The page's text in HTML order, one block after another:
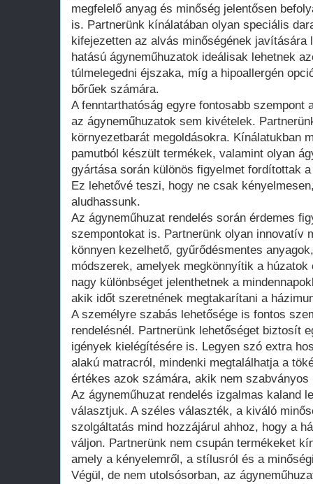
megfelelő anyag és minőség jelentősen
is. Partnerünk kínálatában olyan speciális
kifejezetten az alvás minőségének
hatású ágyneműhuzatok ideálisak lehetnek
túlmelegedni éjszaka, míg a hipoallergén
bőrűek számára.
A fenntarthatóság egyre fontosabb szempont
az ágyneműhuzatok sem kivételek.
környezetbarát megoldásokra. Kínálatukban
pamutból készült termékek, valamint olyan
gyártása során különös figyelmet fordítottak
Ez lehetővé teszi, hogy ne csak
aludhassunk.
Az ágyneműhuzat rendelés során érdemes
szempontokat is. Partnerünk olyan innovatív
könnyen kezelhető, gyűrődésmentes
módszerek, amelyek megkönnyítik a
nagy különbséget jelenthetnek a
akik időt szeretnének megtakarítani a
A személyre szabás lehetősége is fontos
rendelésnél. Partnerünk lehetőséget biztosít
igények kielégítésére is. Legyen szó extra
alakú matracról, mindenki megtalálhatja a
értékes azok számára, akik nem
Az ágyneműhuzat rendelés izgalmas kaland
választjuk. A széles választék, a kiváló
szolgáltatás mind hozzájárul ahhoz, hogy a
váljon. Partnerünk nem csupán termékeket
amely a kényelemről, a stílusról és a
Végül, de nem utolsósorban, az